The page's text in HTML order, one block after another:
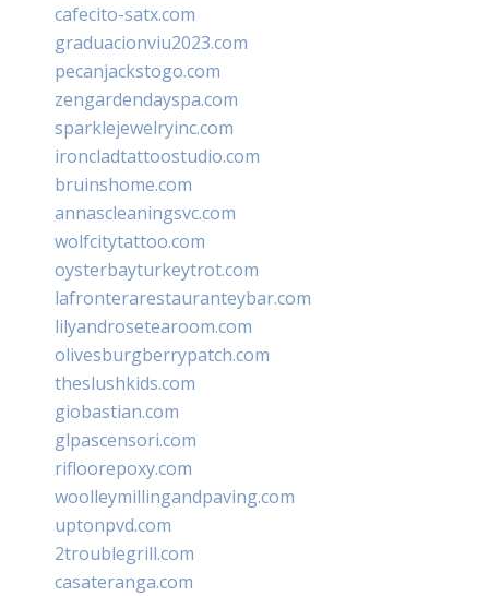
cafecito-satx.com
graduacionviu2023.com
pecanjackstogo.com
zengardendayspa.com
sparklejewelryinc.com
ironcladtattoostudio.com
bruinshome.com
annascleaningsvc.com
wolfcitytattoo.com
oysterbayturkeytrot.com
lafronterarestauranteybar.com
lilyandrosetearoom.com
olivesburgberrypatch.com
theslushkids.com
giobastian.com
glpascensori.com
rifloorepoxy.com
woolleymillingandpaving.com
uptonpvd.com
2troublegrill.com
casateranga.com